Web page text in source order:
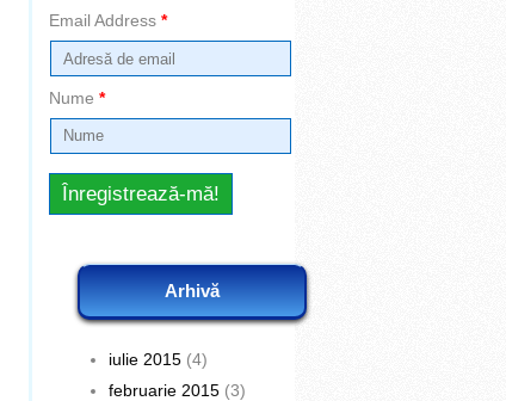
Email Address *
Nume *
Arhivă
iulie 2015 (4)
februarie 2015 (3)